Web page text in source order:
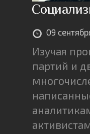
09
Изучая
партий и